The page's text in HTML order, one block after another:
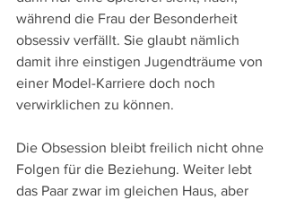
während die Frau der Besonderheit
obsessiv verfällt. Sie glaubt nämlich
damit ihre einstigen Jugendträume von
einer Model-Karriere doch noch
verwirklichen zu können.
Die Obsession bleibt freilich nicht ohne
Folgen für die Beziehung. Weiter lebt
das Paar zwar im gleichen Haus, aber